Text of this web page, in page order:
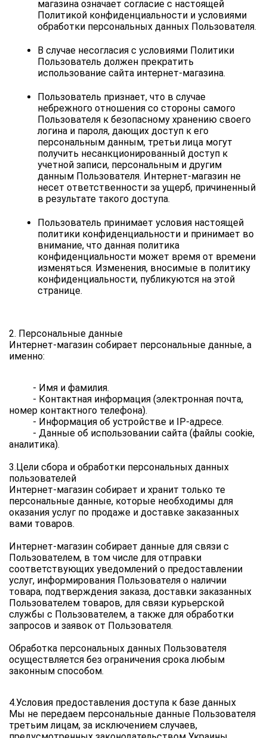
магазина означает согласие с настоящей
Политикой конфиденциальности и условиями
обработки персональных данных Пользователя.
В случае несогласия с условиями Политики
Пользователь должен прекратить
использование сайта интернет-магазина.
Пользователь признает, что в случае
небрежного отношения со стороны самого
Пользователя к безопасному хранению своего
логина и пароля, дающих доступ к его
персональным данным, третьи лица могут
получить несанкционированный доступ к
учетной записи, персональным и другим
данным Пользователя. Интернет-магазин не
несет ответственности за ущерб, причиненный
в результате такого доступа.
Пользователь принимает условия настоящей
политики конфиденциальности и принимает во
внимание, что данная политика
конфиденциальности может время от времени
изменяться. Изменения, вносимые в политику
конфиденциальности, публикуются на этой
странице.
2. Персональные данные
Интернет-магазин собирает персональные данные, а
именно:
- Имя и фамилия.
- Контактная информация (электронная почта,
номер контактного телефона).
- Информация об устройстве и IP-адресе.
- Данные об использовании сайта (файлы cookie,
аналитика).
3.Цели сбора и обработки персональных данных
пользователей
Интернет-магазин собирает и хранит только те
персональные данные, которые необходимы для
оказания услуг по продаже и доставке заказанных
вами товаров.
Интернет-магазин собирает данные для связи с
Пользователем, в том числе для отправки
соответствующих уведомлений о предоставлении
услуг, информирования Пользователя о наличии
товара, подтверждения заказа, доставки заказанных
Пользователем товаров, для связи курьерской
службы с Пользователем, а также для обработки
запросов и заявок от Пользователя.
Обработка персональных данных Пользователя
осуществляется без ограничения срока любым
законным способом.
4.Условия предоставления доступа к базе данных
Мы не передаем персональные данные Пользователя
третьим лицам, за исключением случаев,